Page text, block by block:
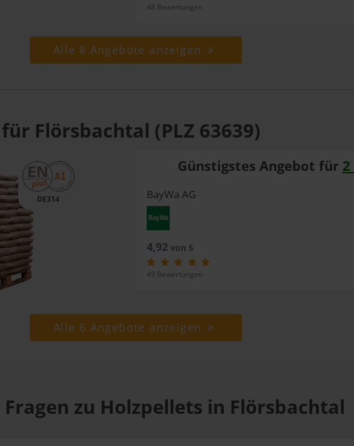
48 Bewertungen
Alle 8 Angebote anzeigen
Flörsbachtal (PLZ 63639)
DE314
Günstigstes Angebot für
BayWa AG
4,92von 5
49 Bewertungen
Alle 6 Angebote anzeigen
zu Holzpellets in Flörsbachtal